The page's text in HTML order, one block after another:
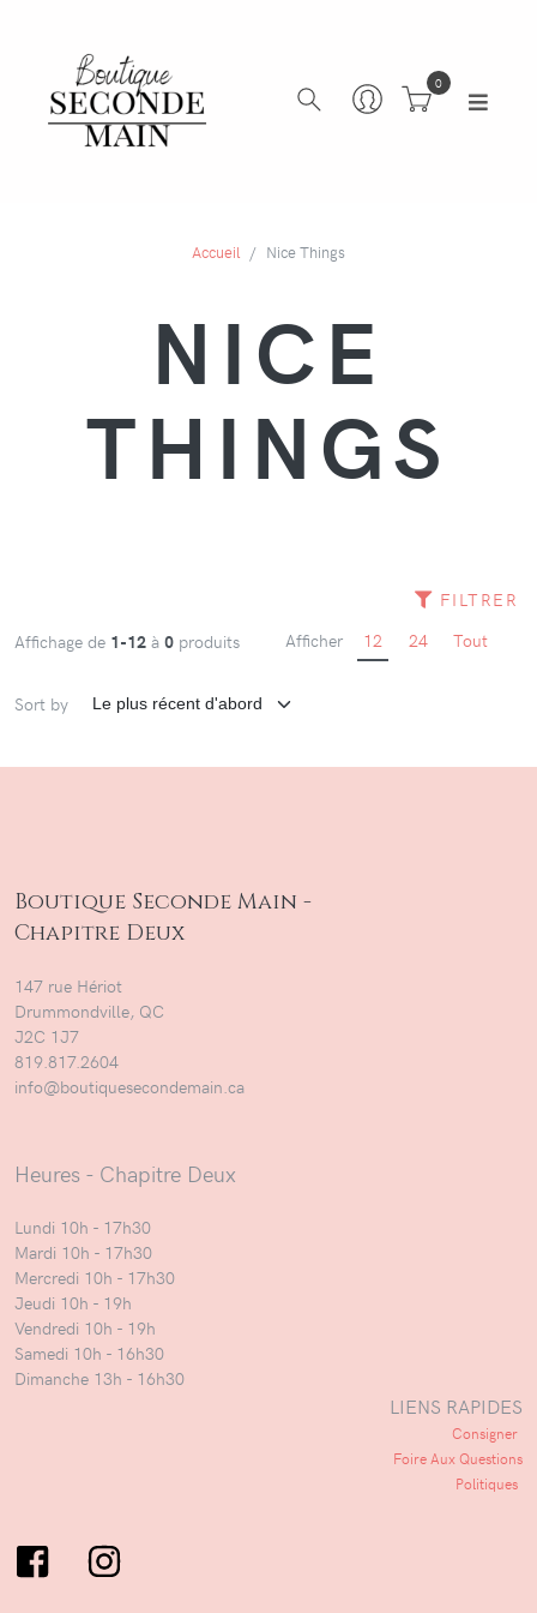
0
Accueil Nice Things
NICE
THINGS
FILTRER
Affichage de 1-12 à 0 produits Afficher 12 24 Tout
Sort by
Boutique Seconde Main -
Chapitre Deux
147 rue Hériot
Drummondville, QC
J2C 1J7
819.817.2604
info@boutiquesecondemain.ca
Heures - Chapitre Deux
Lundi 10h - 17h30
Mardi 10h - 17h30
Mercredi 10h - 17h30
Jeudi 10h - 19h
Vendredi 10h - 19h
Samedi 10h - 16h30
Dimanche 13h - 16h30
LIENS RAPIDES
Consigner
Foire Aux Questions
Politiques